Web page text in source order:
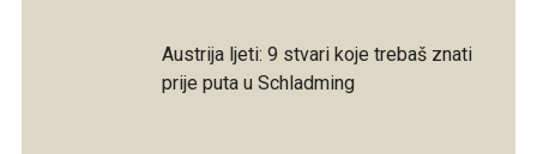
Austrija ljeti: 9 stvari koje trebaš znati
prije puta u Schladming